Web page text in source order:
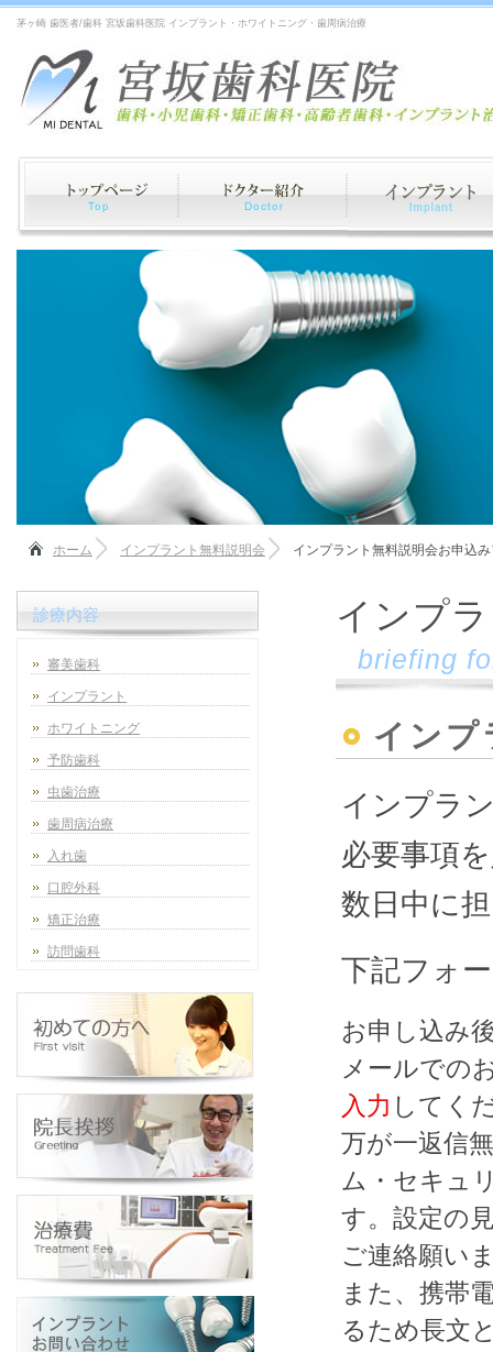
茅ヶ崎 歯医者/歯科 宮坂歯科医院 インプラント・ホワイトニング・歯周病治療
ホーム インプラント無料説明会 インプラント無料説明会お申込
インプ
briefing
インプ
インプラ
必要事項
数日中に
下記フォ
お申し込み
メールでの
入力 してく
万が一返信
ム・セキュ
す。設定の
ご連絡願い
また、携帯
るため長文
診療内容
審美歯科
インプラント
ホワイトニング
予防歯科
虫歯治療
歯周病治療
入れ歯
口腔外科
矯正治療
訪問歯科